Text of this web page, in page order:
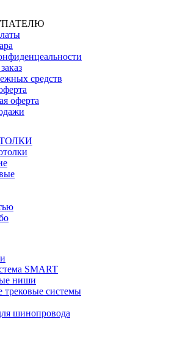
средств
оферта
SMART
ниши
системы
шинопровода